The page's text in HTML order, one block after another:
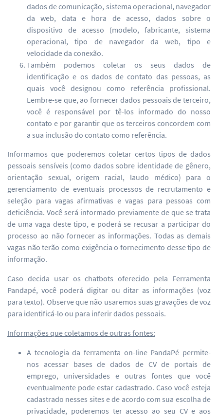
dados de comunicação, sistema operacional, navegador
da web, data e hora de acesso, dados sobre o
dispositivo de acesso (modelo, fabricante, sistema
operacional, tipo de navegador da web, tipo e
velocidade da conexão.
Também podemos coletar os seus dados de
identificação e os dados de contato das pessoas, as
quais você designou como referência profissional.
Lembre-se que, ao fornecer dados pessoais de terceiro,
você é responsável por tê-los informado do nosso
contato e por garantir que os terceiros concordem com
a sua inclusão do contato como referência.
Informamos que poderemos coletar certos tipos de dados
pessoais sensíveis (como dados sobre identidade de gênero,
orientação sexual, origem racial, laudo médico) para o
gerenciamento de eventuais processos de recrutamento e
seleção para vagas afirmativas e vagas para pessoas com
deficiência. Você será informado previamente de que se trata
de uma vaga deste tipo, e poderá se recusar a participar do
processo ao não fornecer as informações. Todas as demais
vagas não terão como exigência o fornecimento desse tipo de
informação.
Caso decida usar os chatbots oferecido pela Ferramenta
Pandapé, você poderá digitar ou ditar as informações (voz
para texto). Observe que não usaremos suas gravações de voz
para identificá-lo ou para inferir dados pessoais.
Informações que coletamos de outras fontes:
A tecnologia da ferramenta on-line PandaPé permite-
nos acessar bases de dados de CV de portais de
emprego, universidades e outras fontes que você
eventualmente pode estar cadastrado. Caso você esteja
cadastrado nesses sites e de acordo com sua escolha de
privacidade, poderemos ter acesso ao seu CV e aos